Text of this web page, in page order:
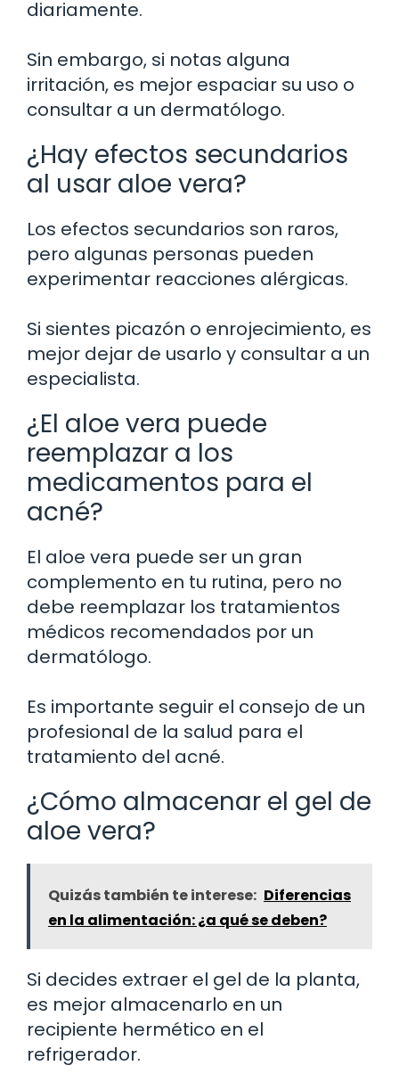
diariamente.
Sin embargo, si notas alguna
irritación, es mejor espaciar su uso o
consultar a un dermatólogo.
¿Hay efectos secundarios
al usar aloe vera?
Los efectos secundarios son raros,
pero algunas personas pueden
experimentar reacciones alérgicas.
Si sientes picazón o enrojecimiento, es
mejor dejar de usarlo y consultar a un
especialista.
¿El aloe vera puede
reemplazar a los
medicamentos para el
acné?
El aloe vera puede ser un gran
complemento en tu rutina, pero no
debe reemplazar los tratamientos
médicos recomendados por un
dermatólogo.
Es importante seguir el consejo de un
profesional de la salud para el
tratamiento del acné.
¿Cómo almacenar el gel de
aloe vera?
Quizás también te interese: Diferencias
en la alimentación: ¿a qué se deben?
Si decides extraer el gel de la planta,
es mejor almacenarlo en un
recipiente hermético en el
refrigerador.